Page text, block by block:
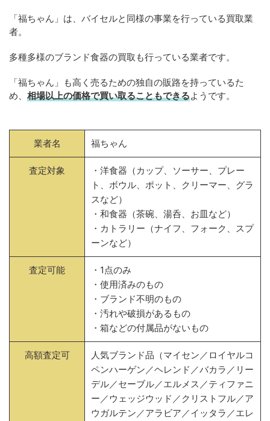
「福ちゃん」は、バイセルと同様の事業を行っている買取業
者。
多種多様のブランド食器の買取も行っている業者です。
「福ちゃん」も高く売るための独自の販路を持っているた
め、 相場以上の価格で買い取ることもできるようです。
業者名 福ちゃん
査定対象
・洋食器（カップ、ソーサー、プレー
ト、ボウル、ポット、クリーマー、グラ
スなど）
・和食器（茶碗、湯呑、お皿など）
・カトラリー（ナイフ、フォーク、スプ
ーンなど）
査定可能
・1点のみ
・使用済みのもの
・ブランド不明のもの
・汚れや破損があるもの
・箱などの付属品がないもの
高額査定可
人気ブランド品（マイセン／ロイヤルコ
ペンハーゲン／ヘレンド／バカラ／リー
デル／セーブル／エルメス／ティファニ
ー／ウェッジウッド／クリストフル／ア
ウガルテン／アラビア／イッタラ／エレ